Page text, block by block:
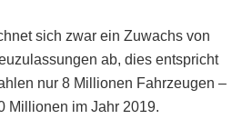
sich zwar ein Zuwachs von
ab, dies entspricht
nur 8 Millionen Fahrzeugen –
Millionen im Jahr 2019.